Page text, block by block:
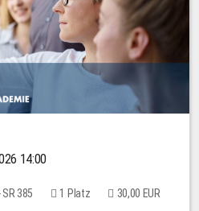
14:00
385 1 Platz 30,00 EUR